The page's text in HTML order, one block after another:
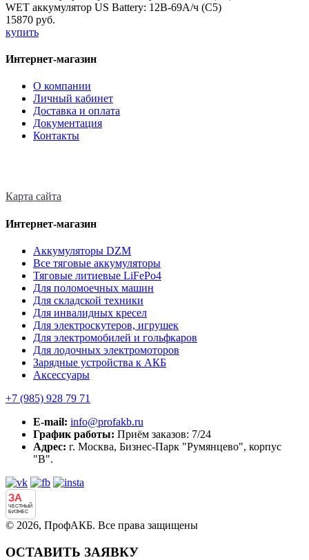
WET аккумулятор US Battery: 12В-69А/ч (С5)
15870 руб.
купить
Интернет-магазин
О компании
Личный кабинет
Доставка и оплата
Документация
Контакты
Карта сайта
Интернет-магазин
Аккумуляторы DZM
Все тяговые аккумуляторы
Тяговые литиевые LiFePo4
Для поломоечных машин
Для складской техники
Для инвалидных кресел
Для электроскутеров, игрушек
Для электромобилей и гольфкаров
Для лодочных электромоторов
Зарядные устройства к АКБ
Аксессуары
+7 (985) 928 79 71
E-mail: info@profakb.ru
График работы: Приём заказов: 7/24
Адрес: г. Москва, Бизнес-Парк "Румянцево", корпус
"В".
ЗА
ЧЕСТНЫЙ
БИЗНЕС
© 2026, ПрофАКБ. Все права защищены
ОСТАВИТЬ ЗАЯВКУ